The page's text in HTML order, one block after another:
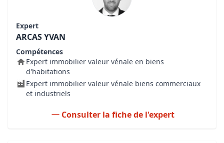
Expert
ARCAS YVAN
Compétences
Expert immobilier valeur vénale en biens
d'habitations
Expert immobilier valeur vénale biens commerciaux
et industriels
Consulter la fiche de l'expert